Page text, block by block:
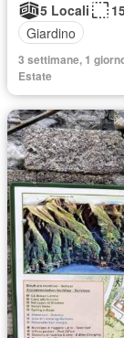
5 Locali
Giardino
3 settimane, 1
Estate